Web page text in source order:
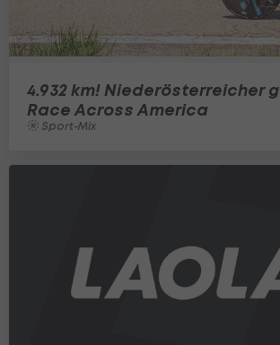
4.932 km! Niederösterreicher
Race Across America
Sport-Mix